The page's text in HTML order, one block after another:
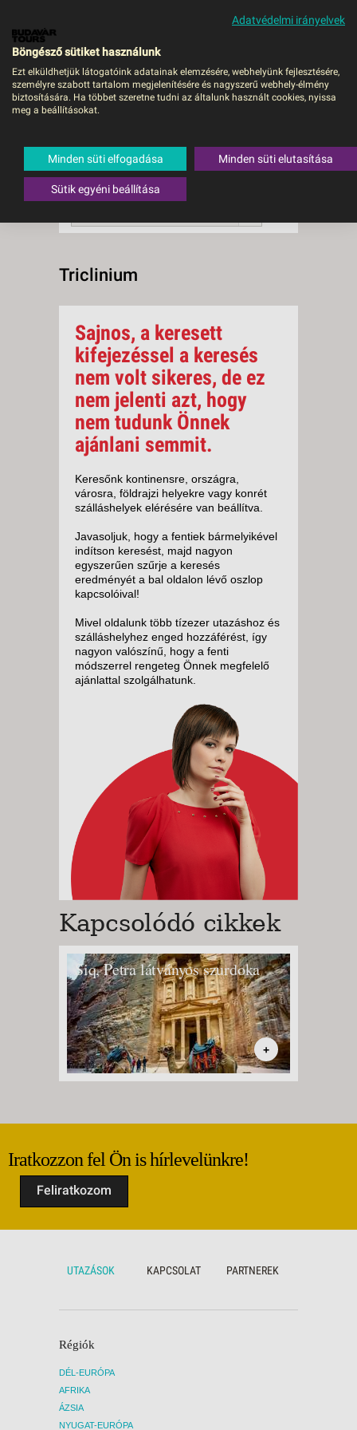
MENÜ
Triclinium
megfelelő utazásttaláltunk.
A keresővel tovább szűkítheti a
találati listát!
RENDEZÉS:
Triclinium
Sajnos, a keresett
kifejezéssel a keresés
nem volt sikeres, de ez
nem jelenti azt, hogy
nem tudunk Önnek
ajánlani semmit.
Keresőnk kontinensre, országra,
városra, földrajzi helyekre vagy konrét
szálláshelyek elérésére van beállítva.
Javasoljuk, hogy a fentiek bármelyikével
indítson keresést, majd nagyon
egyszerűen szűrje a keresés
eredményét a bal oldalon lévő oszlop
kapcsolóival!
Mivel oldalunk több tízezer utazáshoz és
szálláshelyhez enged hozzáférést, így
nagyon valószínű, hogy a fenti
módszerrel rengeteg Önnek megfelelő
ajánlattal szolgálhatunk.
Kapcsolódó cikkek
Siq, Petra látványos szurdoka
+
Iratkozzon fel Ön is hírlevelünkre!
Feliratkozom
UTAZÁSOK KAPCSOLAT PARTNEREK
Régiók
DÉL-EURÓPA
AFRIKA
ÁZSIA
NYUGAT-EURÓPA
Adatvédelmi irányelvek
Böngésző sütiket használunk
Ezt elküldhetjük látogatóink adatainak elemzésére, webhelyünk fejlesztésére,
személyre szabott tartalom megjelenítésére és nagyszerű webhely-élmény
biztosítására. Ha többet szeretne tudni az általunk használt cookies, nyissa
meg a beállításokat.
Minden süti elfogadása Minden süti elutasítása
Sütik egyéni beállítása